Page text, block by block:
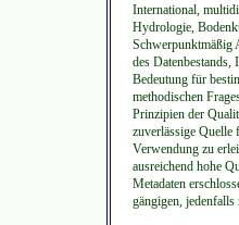
International,
Hydrologie,
Schwerpunktmäßig
des
Bedeutung für
methodischen
Prinzipien der
zuverlässige Quelle
Verwendung zu
ausreichend hohe
Metadaten
gängigen,